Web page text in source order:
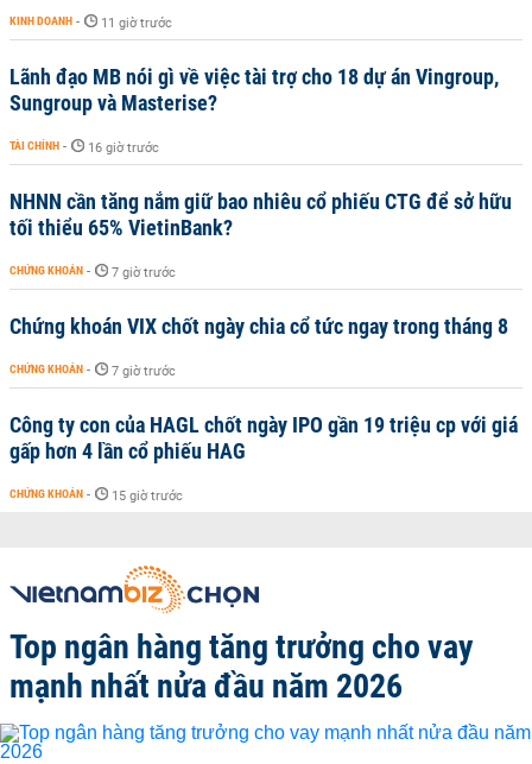
KINH DOANH - 11 giờ trước
Lãnh đạo MB nói gì về việc tài trợ cho 18 dự án Vingroup,
Sungroup và Masterise?
TÀI CHÍNH - 16 giờ trước
NHNN cần tăng nắm giữ bao nhiêu cổ phiếu CTG để sở hữu
tối thiểu 65% VietinBank?
CHỨNG KHOÁN - 7 giờ trước
Chứng khoán VIX chốt ngày chia cổ tức ngay trong tháng 8
CHỨNG KHOÁN - 7 giờ trước
Công ty con của HAGL chốt ngày IPO gần 19 triệu cp với giá
gấp hơn 4 lần cổ phiếu HAG
CHỨNG KHOÁN - 15 giờ trước
Top ngân hàng tăng trưởng cho vay
mạnh nhất nửa đầu năm 2026